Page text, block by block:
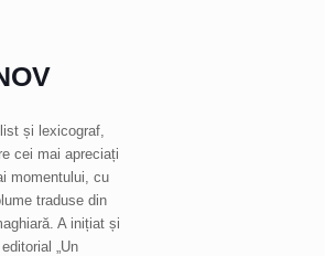
și lexicograf,
cei mai apreciați
momentului, cu
traduse din
A inițiat și
„Un